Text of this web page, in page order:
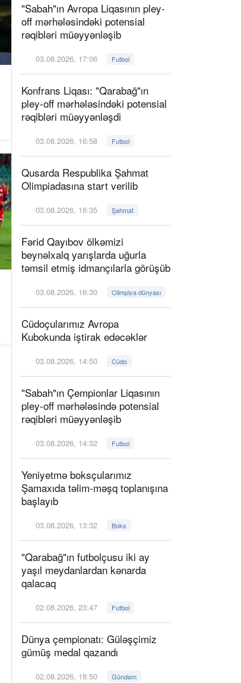
"Sabah"ın Avropa Liqasının pley-
off mərhələsindəki potensial
rəqibləri müəyyənləşib
03.08.2026, 17:06 Futbol
Konfrans Liqası: "Qarabağ"ın
pley-off mərhələsindəki potensial
rəqibləri müəyyənləşdi
03.08.2026, 16:58 Futbol
Qusarda Respublika Şahmat
Olimpiadasına start verilib
03.08.2026, 16:35 Şahmat
Fərid Qayıbov ölkəmizi
beynəlxalq yarışlarda uğurla
təmsil etmiş idmançılarla görüşüb
03.08.2026, 16:30 Olimpiya dünyası
Cüdoçularımız Avropa
Kubokunda iştirak edəcəklər
03.08.2026, 14:50 Cüdo
"Sabah"ın Çempionlar Liqasının
pley-off mərhələsində potensial
rəqibləri müəyyənləşib
03.08.2026, 14:32 Futbol
Yeniyetmə boksçularımız
Şamaxıda təlim-məşq toplanışına
başlayıb
03.08.2026, 13:32 Boks
"Qarabağ"ın futbolçusu iki ay
yaşıl meydanlardan kənarda
qalacaq
02.08.2026, 23:47 Futbol
Dünya çempionatı: Güləşçimiz
gümüş medal qazandı
02.08.2026, 18:50 Gündəm